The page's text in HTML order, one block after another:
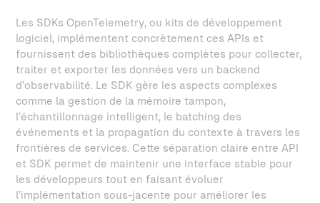
Les SDKs OpenTelemetry, ou kits de développement
logiciel, implémentent concrètement ces APIs et
fournissent des bibliothèques complètes pour collecter,
traiter et exporter les données vers un backend
d’observabilité. Le SDK gère les aspects complexes
comme la gestion de la mémoire tampon,
l’échantillonnage intelligent, le batching des
événements et la propagation du contexte à travers les
frontières de services. Cette séparation claire entre API
et SDK permet de maintenir une interface stable pour
les développeurs tout en faisant évoluer
l’implémentation sous-jacente pour améliorer les